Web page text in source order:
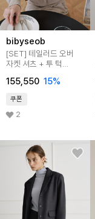
bibyseob
[SET] 테일러드 오버
자켓 셔츠 + 투 턱
155,550 15%
쿠폰
2